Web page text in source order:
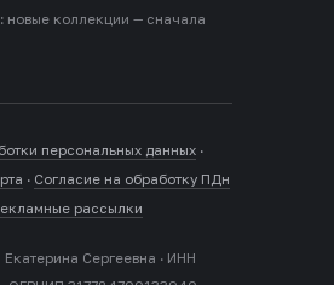
новые коллекции — сначала
персональных данных ·
· Согласие на обработку ПДн
рассылки
Сергеевна · ИНН